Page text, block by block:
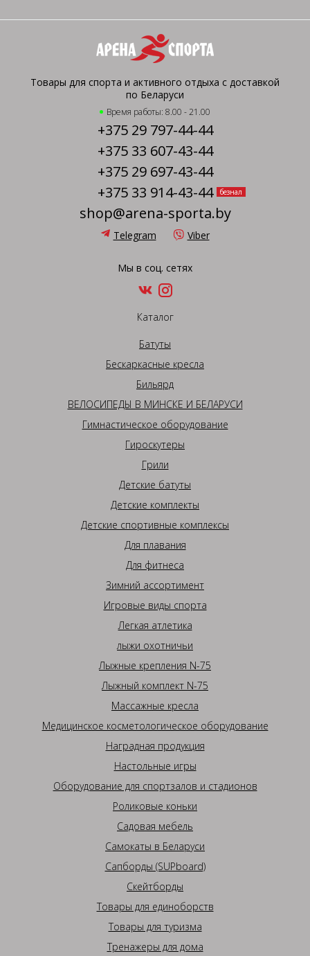
Товары для спорта и активного отдыха с доставкой
по Беларуси
Время работы: 8.00 - 21.00
+375 29 797-44-44
+375 33 607-43-44
+375 29 697-43-44
+375 33 914-43-44
безнал
shop@arena-sporta.by
Telegram Viber
Мы в соц. сетях
Каталог
Батуты
Бескаркасные кресла
Бильярд
ВЕЛОСИПЕДЫ В МИНСКЕ И БЕЛАРУСИ
Гимнастическое оборудование
Гироскутеры
Грили
Детские батуты
Детские комплекты
Детские спортивные комплексы
Для плавания
Для фитнеса
Зимний ассортимент
Игровые виды спорта
Легкая атлетика
лыжи охотничьи
Лыжные крепления N-75
Лыжный комплект N-75
Массажные кресла
Медицинское косметологическое оборудование
Наградная продукция
Настольные игры
Оборудование для спортзалов и стадионов
Роликовые коньки
Садовая мебель
Самокаты в Беларуси
Сапборды (SUPboard)
Скейтборды
Товары для единоборств
Товары для туризма
Тренажеры для дома